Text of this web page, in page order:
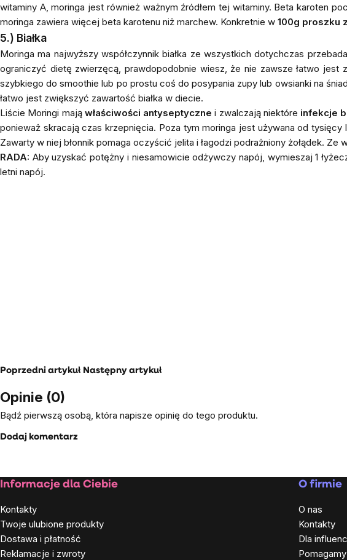
witaminy A, moringa jest również ważnym źródłem tej witaminy. Beta karoten
moringa zawiera więcej beta karotenu niż marchew. Konkretnie w 100g proszku
5.) Białka
Moringa ma najwyższy współczynnik białka ze wszystkich dotychczas
ograniczyć dietę zwierzęcą, prawdopodobnie wiesz, że nie zawsze łatwo
szybkiego do smoothie lub po prostu coś do posypania zupy lub owsianki na
łatwo jest zwiększyć zawartość białka w diecie.
Liście Moringi mają właściwości antyseptyczne i zwalczają niektóre infekcje
ponieważ skracają czas krzepnięcia. Poza tym moringa jest używana od
Zawarty w niej błonnik pomaga oczyścić jelita i łagodzi podrażniony żołądek.
RADA: Aby uzyskać potężny i niesamowicie odżywczy napój, wymieszaj 1
letni napój.
Poprzedni artykuł Następny artykuł
Opinie (0)
Bądź pierwszą osobą, która napisze opinię do tego produktu.
Dodaj komentarz
Stopka
Informacje dla Ciebie
Kontakty
Twoje ulubione produkty
Dostawa i płatność
Reklamacje i zwroty
O firmie
O nas
Kontakty
Dla
Pomagamy